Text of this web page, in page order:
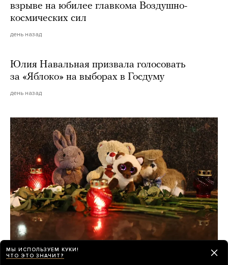
взрыве на юбилее главкома Воздушно-
космических сил
день назад
Юлия Навальная призвала голосовать
за «Яблоко» на выборах в Госдуму
день назад
МЫ ИСПОЛЬЗУЕМ КУКИ!
ЧТО ЭТО ЗНАЧИТ?